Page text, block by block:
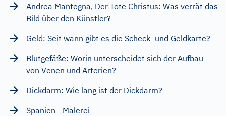
Andrea Mantegna, Der Tote Christus: Was verrät das
Bild über den Künstler?
Geld: Seit wann gibt es die Scheck- und Geldkarte?
Blutgefäße: Worin unterscheidet sich der Aufbau
von Venen und Arterien?
Dickdarm: Wie lang ist der Dickdarm?
Spanien - Malerei